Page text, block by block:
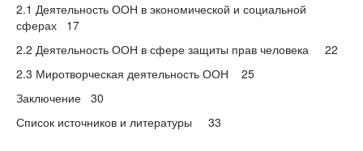
2.1 Деятельность ООН в экономической и социальной
сферах 17
2.2 Деятельность ООН в сфере защиты прав человека 22
2.3 Миротворческая деятельность ООН 25
Заключение 30
Список источников и литературы 33